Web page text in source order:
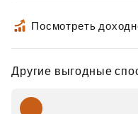
Посмотреть
Другие выгодные